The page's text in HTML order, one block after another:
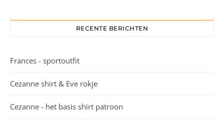
RECENTE BERICHTEN
Frances - sportoutfit
Cezanne shirt & Eve rokje
Cezanne - het basis shirt patroon